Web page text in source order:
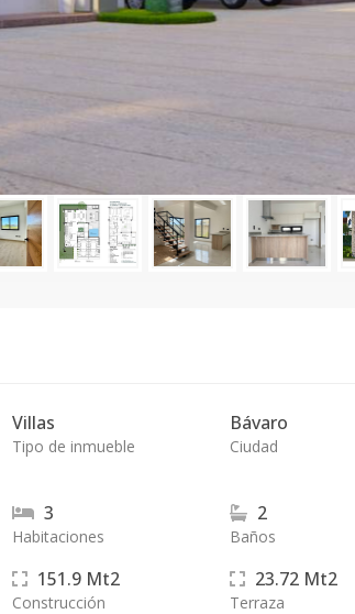
Villas
Tipo de inmueble
Bávaro
Ciudad
3
Habitaciones
2
Baños
151.9 Mt2
Construcción
23.72 Mt2
Terraza